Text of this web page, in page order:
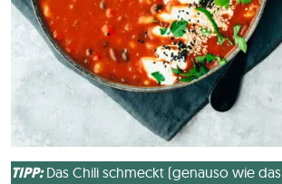
TIPP:Das Chili schmeckt (genauso wie das